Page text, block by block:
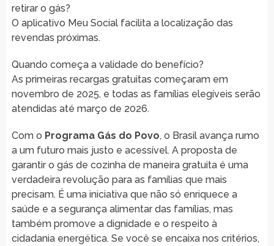
retirar o gás?
O aplicativo Meu Social facilita a localização das
revendas próximas.
Quando começa a validade do benefício?
As primeiras recargas gratuitas começaram em
novembro de 2025, e todas as famílias elegíveis serão
atendidas até março de 2026.
Com o Programa Gás do Povo, o Brasil avança rumo
a um futuro mais justo e acessível. A proposta de
garantir o gás de cozinha de maneira gratuita é uma
verdadeira revolução para as famílias que mais
precisam. É uma iniciativa que não só enriquece a
saúde e a segurança alimentar das famílias, mas
também promove a dignidade e o respeito à
cidadania energética. Se você se encaixa nos critérios,